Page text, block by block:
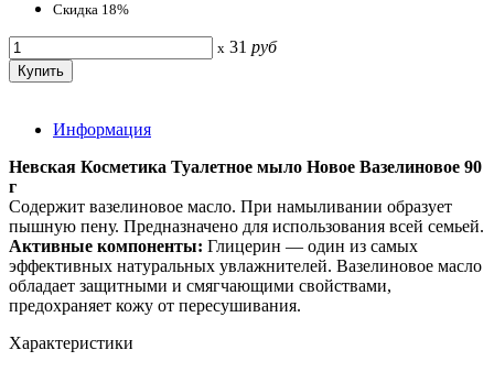
Скидка 18%
x 31 руб
Информация
Невская Косметика Туалетное мыло Новое Вазелиновое 90
г
Содержит вазелиновое масло. При намыливании образует
пышную пену. Предназначено для использования всей семьей.
Активные компоненты: Глицерин — один из самых
эффективных натуральных увлажнителей. Вазелиновое масло
обладает защитными и смягчающими свойствами,
предохраняет кожу от пересушивания.
Характеристики